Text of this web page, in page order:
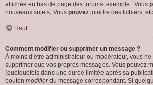
affichée en bas de page des forums, exemple : Vous
nouveaux sujets, Vous pouvez joindre des fichiers,
Haut
Comment modifier ou supprimer un message ?
À moins d’être administrateur ou modérateur, vous
supprimer que vos propres messages. Vous pouvez
(quelquefois dans une durée limitée après sa
bouton modifierdu message correspondant. Si